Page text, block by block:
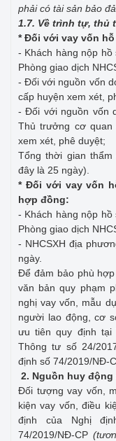
phải có tài sản bảo
1.7. Về trình tự, thủ
* Đối với vay vốn
- Khách hàng nộp hồ
Phòng giao dịch
- Đối với nguồn vốn
cấp huyện xem xét,
- Đối với nguồn vốn
Thủ trưởng cơ
xem xét, phê duyệt;
Tổng thời gian
đây là 25 ngày).
* Đối với vay vốn
hợp đồng:
- Khách hàng nộp hồ
Phòng giao dịch
- NHCSXH địa
ngày.
Để đảm bảo phù
văn bản quy phạm
nghị vay vốn, mẫu
người lao động, cơ
ưu tiên quy định tại
Thông tư số 24/
định số 74/2019/NĐ-
2. Nguồn huy
Đối tượng vay vốn,
kiện vay vốn, điều
định của Nghị
74/2019/NĐ-CP